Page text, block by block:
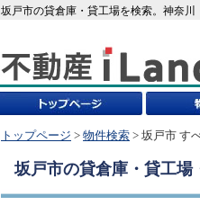
坂戸市の貸倉庫・貸工場を検索。神奈
トップページ > 物件検索 > 坂戸市 す
坂戸市の貸倉庫・貸工場